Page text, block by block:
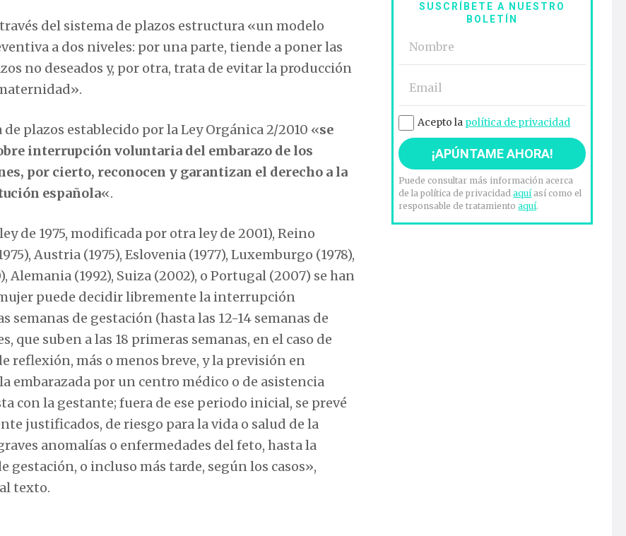
del sistema de plazos estructura «un modelo
a dos niveles: por una parte, tiende a poner las
no deseados y, por otra, trata de evitar la producción
plazos establecido por la Ley Orgánica 2/2010 «se
interrupción voluntaria del embarazo de los
por cierto, reconocen y garantizan el derecho a la
española«.
de 1975, modificada por otra ley de 2001), Reino
Austria (1975), Eslovenia (1977), Luxemburgo (1978),
Alemania (1992), Suiza (2002), o Portugal (2007) se han
puede decidir libremente la interrupción
de gestación (hasta las 12-14 semanas de
que suben a las 18 primeras semanas, en el caso de
reflexión, más o menos breve, y la previsión en
embarazada por un centro médico o de asistencia
con la gestante; fuera de ese periodo inicial, se prevé
justificados, de riesgo para la vida o salud de la
anomalías o enfermedades del feto, hasta la
o incluso más tarde, según los casos»,
texto.
SUSCRÍBETE A NUESTRO
BOLETÍN
Acepto la política de privacidad
Puede consultar más información acerca
de la política de privacidadaquíasí como el
responsable de tratamientoaquí.